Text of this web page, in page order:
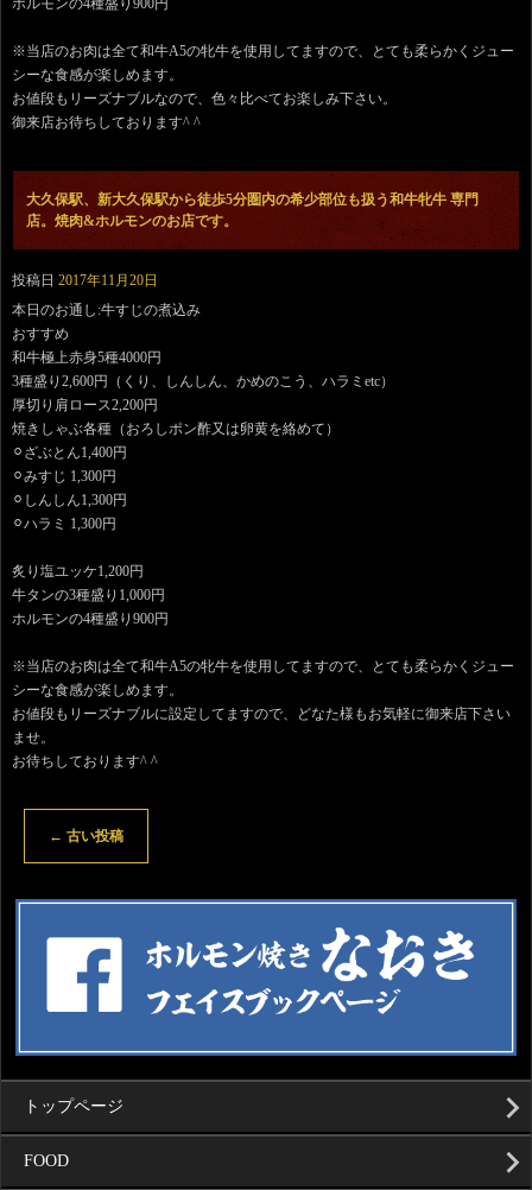
ホルモンの4種盛り900円
※当店のお肉は全て和牛A5の牝牛を使用してますので、とても柔らかくジュー
シーな食感が楽しめます。
お値段もリーズナブルなので、色々比べてお楽しみ下さい。
御来店お待ちしております^ ^
大久保駅、新大久保駅から徒歩5分圏内の希少部位も扱う和牛牝牛 専門
店。焼肉&ホルモンのお店です。
投稿日 2017年11月20日
本日のお通し:牛すじの煮込み
おすすめ
和牛極上赤身5種4000円
3種盛り2,600円（くり、しんしん、かめのこう、ハラミetc）
厚切り肩ロース2,200円
焼きしゃぶ各種（おろしポン酢又は卵黄を絡めて）
⚪︎ざぶとん1,400円
⚪︎みすじ 1,300円
⚪︎しんしん1,300円
⚪︎ハラミ 1,300円
炙り塩ユッケ1,200円
牛タンの3種盛り1,000円
ホルモンの4種盛り900円
※当店のお肉は全て和牛A5の牝牛を使用してますので、とても柔らかくジュー
シーな食感が楽しめます。
お値段もリーズナブルに設定してますので、どなた様もお気軽に御来店下さい
ませ。
お待ちしております^ ^
← 古い投稿
トップページ
FOOD